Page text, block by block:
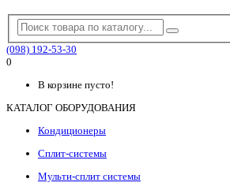
(098) 192-53-30
0
В корзине пусто!
КАТАЛОГ ОБОРУДОВАНИЯ
Кондиционеры
Сплит-системы
Мульти-сплит системы